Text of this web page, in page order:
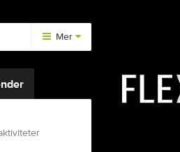
Mer
Medlemsinfo
Styrdokument